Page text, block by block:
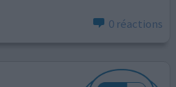
0 réactions